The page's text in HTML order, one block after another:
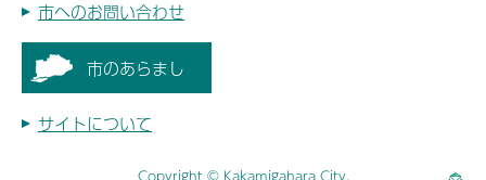
市へのお問い合わせ
市のあらまし
サイトについて
Copyright © Kakamigahara City.